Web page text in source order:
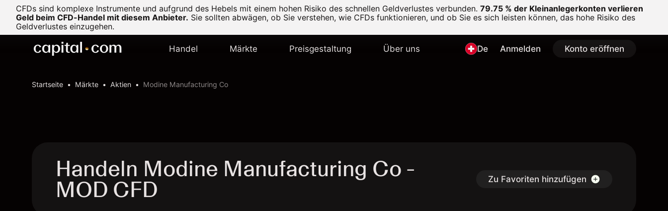
CFDs sind komplexe Instrumente und aufgrund des Hebels mit einem hohen Risiko des schnellen Geldverlustes verbunden. 79.75 % der Kleinanlegerkonten verlieren
Geld beim CFD-Handel mit diesem Anbieter. Sie sollten abwägen, ob Sie verstehen, wie CFDs funktionieren, und ob Sie es sich leisten können, das hohe Risiko des
Geldverlustes einzugehen.
Handel Märkte Preisgestaltung Über uns De Anmelden Konto eröffnen
Startseite Märkte Aktien Modine Manufacturing Co
Handeln Modine Manufacturing Co -
MOD CFD Zu Favoriten hinzufügen